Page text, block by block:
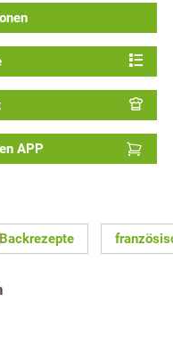
APP
Backrezepte